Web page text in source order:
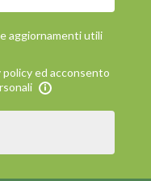
aggiornamenti utili
ed acconsento